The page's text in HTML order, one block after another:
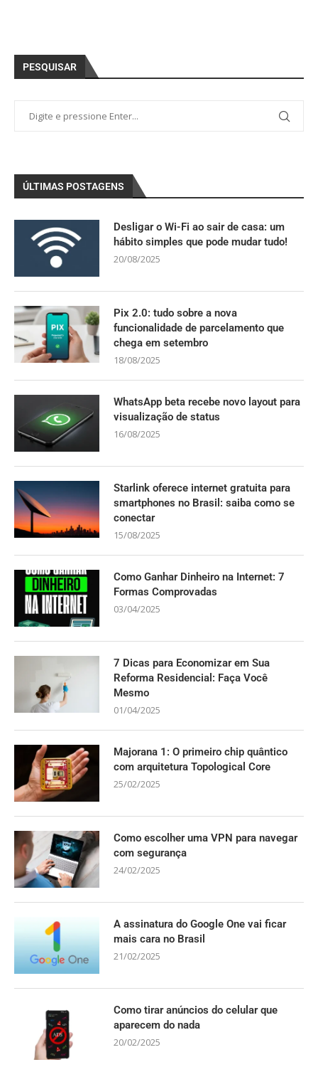
PESQUISAR
ÚLTIMAS POSTAGENS
Desligar o Wi-Fi ao sair de casa: um
hábito simples que pode mudar tudo!
20/08/2025
Pix 2.0: tudo sobre a nova
funcionalidade de parcelamento que
chega em setembro
18/08/2025
WhatsApp beta recebe novo layout para
visualização de status
16/08/2025
Starlink oferece internet gratuita para
smartphones no Brasil: saiba como se
conectar
15/08/2025
Como Ganhar Dinheiro na Internet: 7
Formas Comprovadas
03/04/2025
7 Dicas para Economizar em Sua
Reforma Residencial: Faça Você
Mesmo
01/04/2025
Majorana 1: O primeiro chip quântico
com arquitetura Topological Core
25/02/2025
Como escolher uma VPN para navegar
com segurança
24/02/2025
A assinatura do Google One vai ficar
mais cara no Brasil
21/02/2025
Como tirar anúncios do celular que
aparecem do nada
20/02/2025